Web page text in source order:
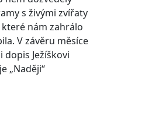
s živými zvířaty
nám zahrálo
V závěru měsíce
Ježíškovi
„Naději“